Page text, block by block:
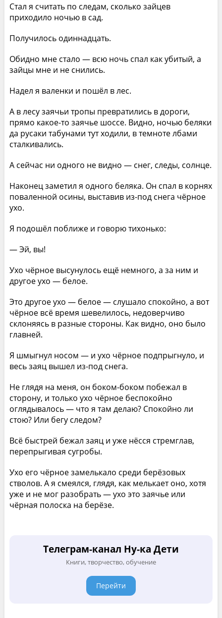
Стал я считать по следам, сколько зайцев
приходило ночью в сад.
Получилось одиннадцать.
Обидно мне стало — всю ночь спал как убитый, а
зайцы мне и не снились.
Надел я валенки и пошёл в лес.
А в лесу заячьи тропы превратились в дороги,
прямо какое-то заячье шоссе. Видно, ночью беляки
да русаки табунами тут ходили, в темноте лбами
сталкивались.
А сейчас ни одного не видно — снег, следы, солнце.
Наконец заметил я одного беляка. Он спал в корнях
поваленной осины, выставив из-под снега чёрное
ухо.
Я подошёл поближе и говорю тихонько:
— Эй, вы!
Ухо чёрное высунулось ещё немного, а за ним и
другое ухо — белое.
Это другое ухо — белое — слушало спокойно, а вот
чёрное всё время шевелилось, недоверчиво
склоняясь в разные стороны. Как видно, оно было
главней.
Я шмыгнул носом — и ухо чёрное подпрыгнуло, и
весь заяц вышел из-под снега.
Не глядя на меня, он боком-боком побежал в
сторону, и только ухо чёрное беспокойно
оглядывалось — что я там делаю? Спокойно ли
стою? Или бегу следом?
Всё быстрей бежал заяц и уже нёсся стремглав,
перепрыгивая сугробы.
Ухо его чёрное замелькало среди берёзовых
стволов. А я смеялся, глядя, как мелькает оно, хотя
уже и не мог разобрать — ухо это заячье или
чёрная полоска на берёзе.
Телеграм-канал Ну-ка Дети
Книги, творчество, обучение
Перейти